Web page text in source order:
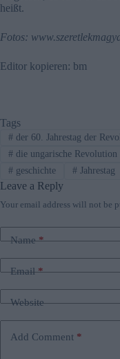
heißt.
Fotos:
Editor kopieren: bm
Tags
#der 60. Jahrestag der
#die ungarische Revolution
#geschichte #Jahrestag
Leave a Reply
Your email address will not be
Name*
Email*
Website
Add Comment *